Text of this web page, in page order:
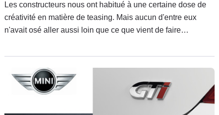
Les constructeurs nous ont habitué à une certaine dose de
créativité en matière de teasing. Mais aucun d'entre eux
n'avait osé aller aussi loin que ce que vient de faire